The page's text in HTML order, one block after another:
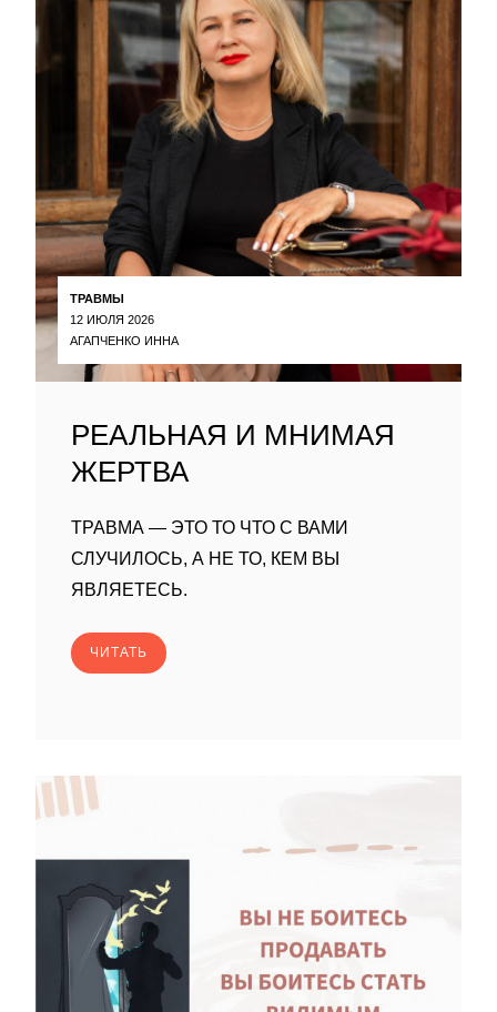
ТРАВМЫ
12 ИЮЛЯ 2026
АГАПЧЕНКО ИННА
РЕАЛЬНАЯ И МНИМАЯ
ЖЕРТВА
ТРАВМА — ЭТО ТО ЧТО С ВАМИ
СЛУЧИЛОСЬ, А НЕ ТО, КЕМ ВЫ
ЯВЛЯЕТЕСЬ.
ЧИТАТЬ